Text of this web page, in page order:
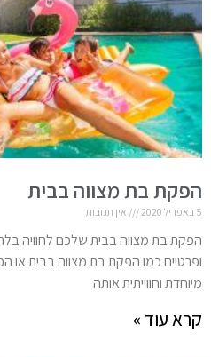
הפקת בת מצווה בבית
5 באפריל 2020 אין תגובות
הפקת בת מצווה בבית שלכם לחוויה
ופרטיים כמו הפקת בת מצווה בבית או
מיוחדת וחווייתית אותה
קרא עוד »